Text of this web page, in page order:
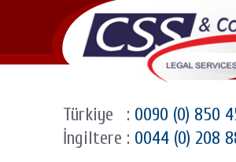
Türkiye : 0090 (0) 850
İngiltere : 0044 (0) 208